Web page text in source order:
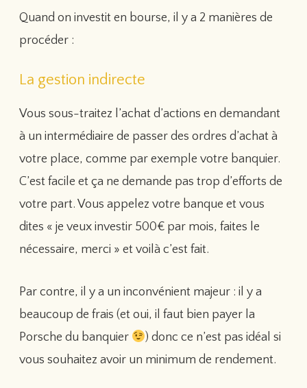
Quand on investit en bourse, il y a 2 manières de
procéder :
La gestion indirecte
Vous sous-traitez l’achat d’actions en demandant
à un intermédiaire de passer des ordres d’achat à
votre place, comme par exemple votre banquier.
C’est facile et ça ne demande pas trop d’efforts de
votre part. Vous appelez votre banque et vous
dites « je veux investir 500€ par mois, faites le
nécessaire, merci » et voilà c’est fait.
Par contre, il y a un inconvénient majeur : il y a
beaucoup de frais (et oui, il faut bien payer la
Porsche du banquier
) donc ce n’est pas idéal si
vous souhaitez avoir un minimum de rendement.